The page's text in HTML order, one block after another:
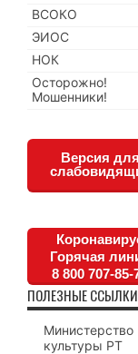
ВСОКО
ЭИОС
НОК
Осторожно!
Мошенники!
Версия для
Горячая
8 800 707-85-
ПОЛЕЗНЫЕ ССЫЛКИ
Министерство
культуры РТ